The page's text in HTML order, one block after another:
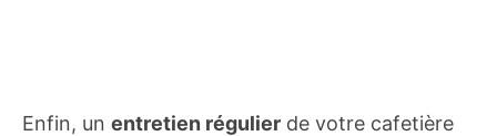
Enfin, un entretien régulier de votre cafetière